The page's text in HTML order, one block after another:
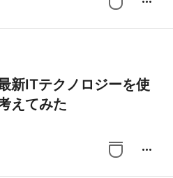
新ITテクノロジーを使
えてみた
more_horiz